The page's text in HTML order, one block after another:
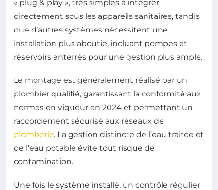
« plug & play », très simples à intégrer
directement sous les appareils sanitaires, tandis
que d’autres systèmes nécessitent une
installation plus aboutie, incluant pompes et
réservoirs enterrés pour une gestion plus ample.
Le montage est généralement réalisé par un
plombier qualifié, garantissant la conformité aux
normes en vigueur en 2024 et permettant un
raccordement sécurisé aux réseaux de
plomberie. La gestion distincte de l’eau traitée et
de l’eau potable évite tout risque de
contamination.
Une fois le système installé, un contrôle régulier